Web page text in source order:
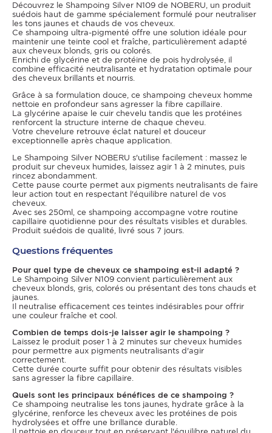
Découvrez le Shampoing Silver N109 de NOBERU, un produit
suédois haut de gamme spécialement formulé pour neutraliser
les tons jaunes et chauds de vos cheveux.
Ce shampoing ultra-pigmenté offre une solution idéale pour
maintenir une teinte cool et fraîche, particulièrement adapté
aux cheveux blonds, gris ou colorés.
Enrichi de glycérine et de protéine de pois hydrolysée, il
combine efficacité neutralisante et hydratation optimale pour
des cheveux brillants et nourris.
Grâce à sa formulation douce, ce shampoing cheveux homme
nettoie en profondeur sans agresser la fibre capillaire.
La glycérine apaise le cuir chevelu tandis que les protéines
renforcent la structure interne de chaque cheveu.
Votre chevelure retrouve éclat naturel et douceur
exceptionnelle après chaque application.
Le Shampoing Silver NOBERU s'utilise facilement : massez le
produit sur cheveux humides, laissez agir 1 à 2 minutes, puis
rincez abondamment.
Cette pause courte permet aux pigments neutralisants de faire
leur action tout en respectant l'équilibre naturel de vos
cheveux.
Avec ses 250ml, ce shampoing accompagne votre routine
capillaire quotidienne pour des résultats visibles et durables.
Produit suédois de qualité, livré sous 7 jours.
Questions fréquentes
Pour quel type de cheveux ce shampoing est-il adapté ?
Le Shampoing Silver N109 convient particulièrement aux
cheveux blonds, gris, colorés ou présentant des tons chauds et
jaunes.
Il neutralise efficacement ces teintes indésirables pour offrir
une couleur fraîche et cool.
Combien de temps dois-je laisser agir le shampoing ?
Laissez le produit poser 1 à 2 minutes sur cheveux humides
pour permettre aux pigments neutralisants d'agir
correctement.
Cette durée courte suffit pour obtenir des résultats visibles
sans agresser la fibre capillaire.
Quels sont les principaux bénéfices de ce shampoing ?
Ce shampoing neutralise les tons jaunes, hydrate grâce à la
glycérine, renforce les cheveux avec les protéines de pois
hydrolysées et offre une brillance durable.